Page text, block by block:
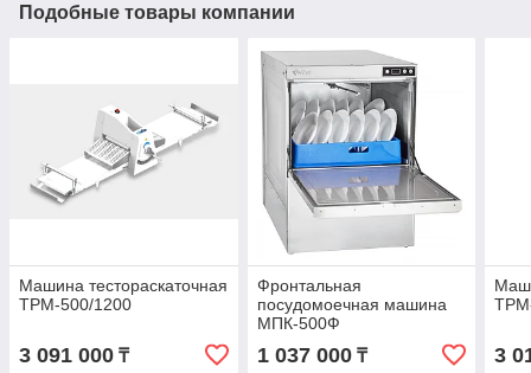
Подобные товары компании
Машина тестораскаточная
ТРМ-500/1200
3 091 000 ₸
Фронтальная
посудомоечная машина
МПК-500Ф
1 037 000₸ 3